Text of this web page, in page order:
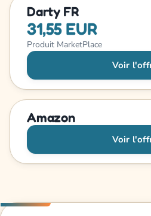
Darty FR
31,55 EUR
Produit MarketPlace
Voir
Amazon
Voir